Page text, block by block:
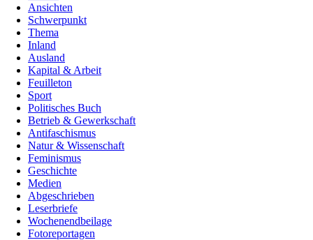
Ansichten
Schwerpunkt
Thema
Inland
Ausland
Kapital & Arbeit
Feuilleton
Sport
Politisches Buch
Betrieb & Gewerkschaft
Antifaschismus
Natur & Wissenschaft
Feminismus
Geschichte
Medien
Abgeschrieben
Leserbriefe
Wochenendbeilage
Fotoreportagen